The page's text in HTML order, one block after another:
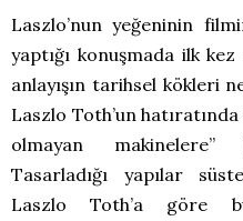
Laszlo’nun yeğeninin
yaptığı konuşmada ilk
anlayışın tarihsel kökleri
Laszlo Toth’un
olmayan makinelere”
Tasarladığı yapılar
Laszlo Toth’a göre